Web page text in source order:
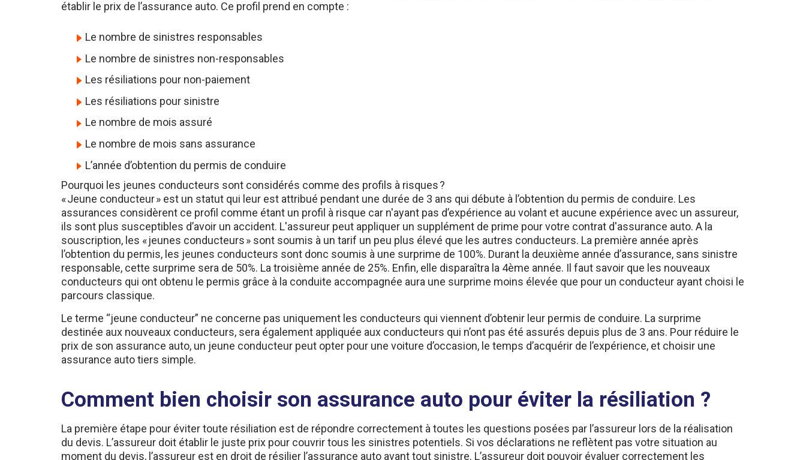
Le nombre de sinistres non-responsables
Les résiliations pour non-paiement
Les résiliations pour sinistre
Le nombre de mois assuré
Le nombre de mois sans assurance
L’année d’obtention du permis de conduire
Pourquoi les jeunes conducteurs sont considérés comme des profils à risques ?
« Jeune conducteur » est un statut qui leur est attribué pendant une durée de 3 ans qui débute à l’obtention du permis de conduire. Les
assurances considèrent ce profil comme étant un profil à risque car n'ayant pas d’expérience au volant et aucune expérience avec un assureur,
ils sont plus susceptibles d’avoir un accident. L'assureur peut appliquer un supplément de prime pour votre contrat d'assurance auto. A la
souscription, les « jeunes conducteurs » sont soumis à un tarif un peu plus élevé que les autres conducteurs. La première année après
l’obtention du permis, les jeunes conducteurs sont donc soumis à une surprime de 100%. Durant la deuxième année d’assurance, sans sinistre
responsable, cette surprime sera de 50%. La troisième année de 25%. Enfin, elle disparaîtra la 4ème année. Il faut savoir que les nouveaux
conducteurs qui ont obtenu le permis grâce à la conduite accompagnée aura une surprime moins élevée que pour un conducteur ayant choisi le
parcours classique.
Le terme “jeune conducteur” ne concerne pas uniquement les conducteurs qui viennent d’obtenir leur permis de conduire. La surprime
destinée aux nouveaux conducteurs, sera également appliquée aux conducteurs qui n’ont pas été assurés depuis plus de 3 ans. Pour réduire le
prix de son assurance auto, un jeune conducteur peut opter pour une voiture d’occasion, le temps d’acquérir de l’expérience, et choisir une
assurance auto tiers simple.
Comment bien choisir son assurance auto pour éviter la résiliation ?
La première étape pour éviter toute résiliation est de répondre correctement à toutes les questions posées par l’assureur lors de la réalisation
du devis. L’assureur doit établir le juste prix pour couvrir tous les sinistres potentiels. Si vos déclarations ne reflètent pas votre situation au
moment du devis, l’assureur est en droit de résilier l’assurance auto avant tout sinistre. L’assureur doit pouvoir évaluer correctement les
risques.